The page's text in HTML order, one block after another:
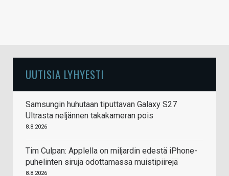
UUTISIA LYHYESTI
Samsungin huhutaan tiputtavan Galaxy S27
Ultrasta neljännen takakameran pois
8.8.2026
Tim Culpan: Applella on miljardin edestä iPhone-
puhelinten siruja odottamassa muistipiirejä
8.8.2026